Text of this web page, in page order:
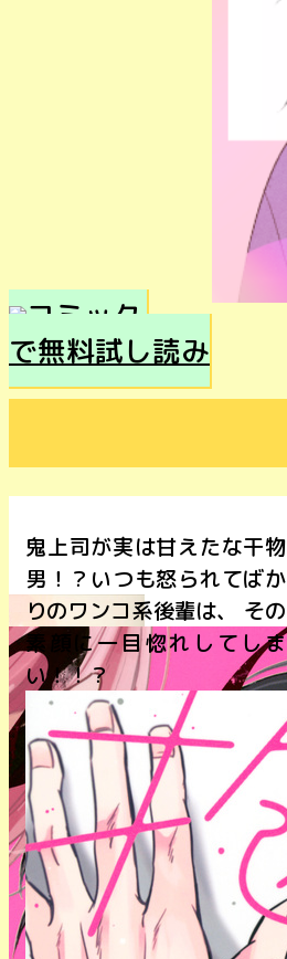
で無料試し読み
期間限定、六畳一間の秘め
ごと家族ごっこ♥